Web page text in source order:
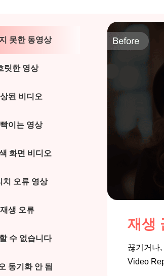
못한 동영상
릿한 영상
된 비디오
이는 영상
화면 비디오
치 오류 영상
재생 오류
수 없습니다
동기화 안 됨
재생
끊기거나
Video